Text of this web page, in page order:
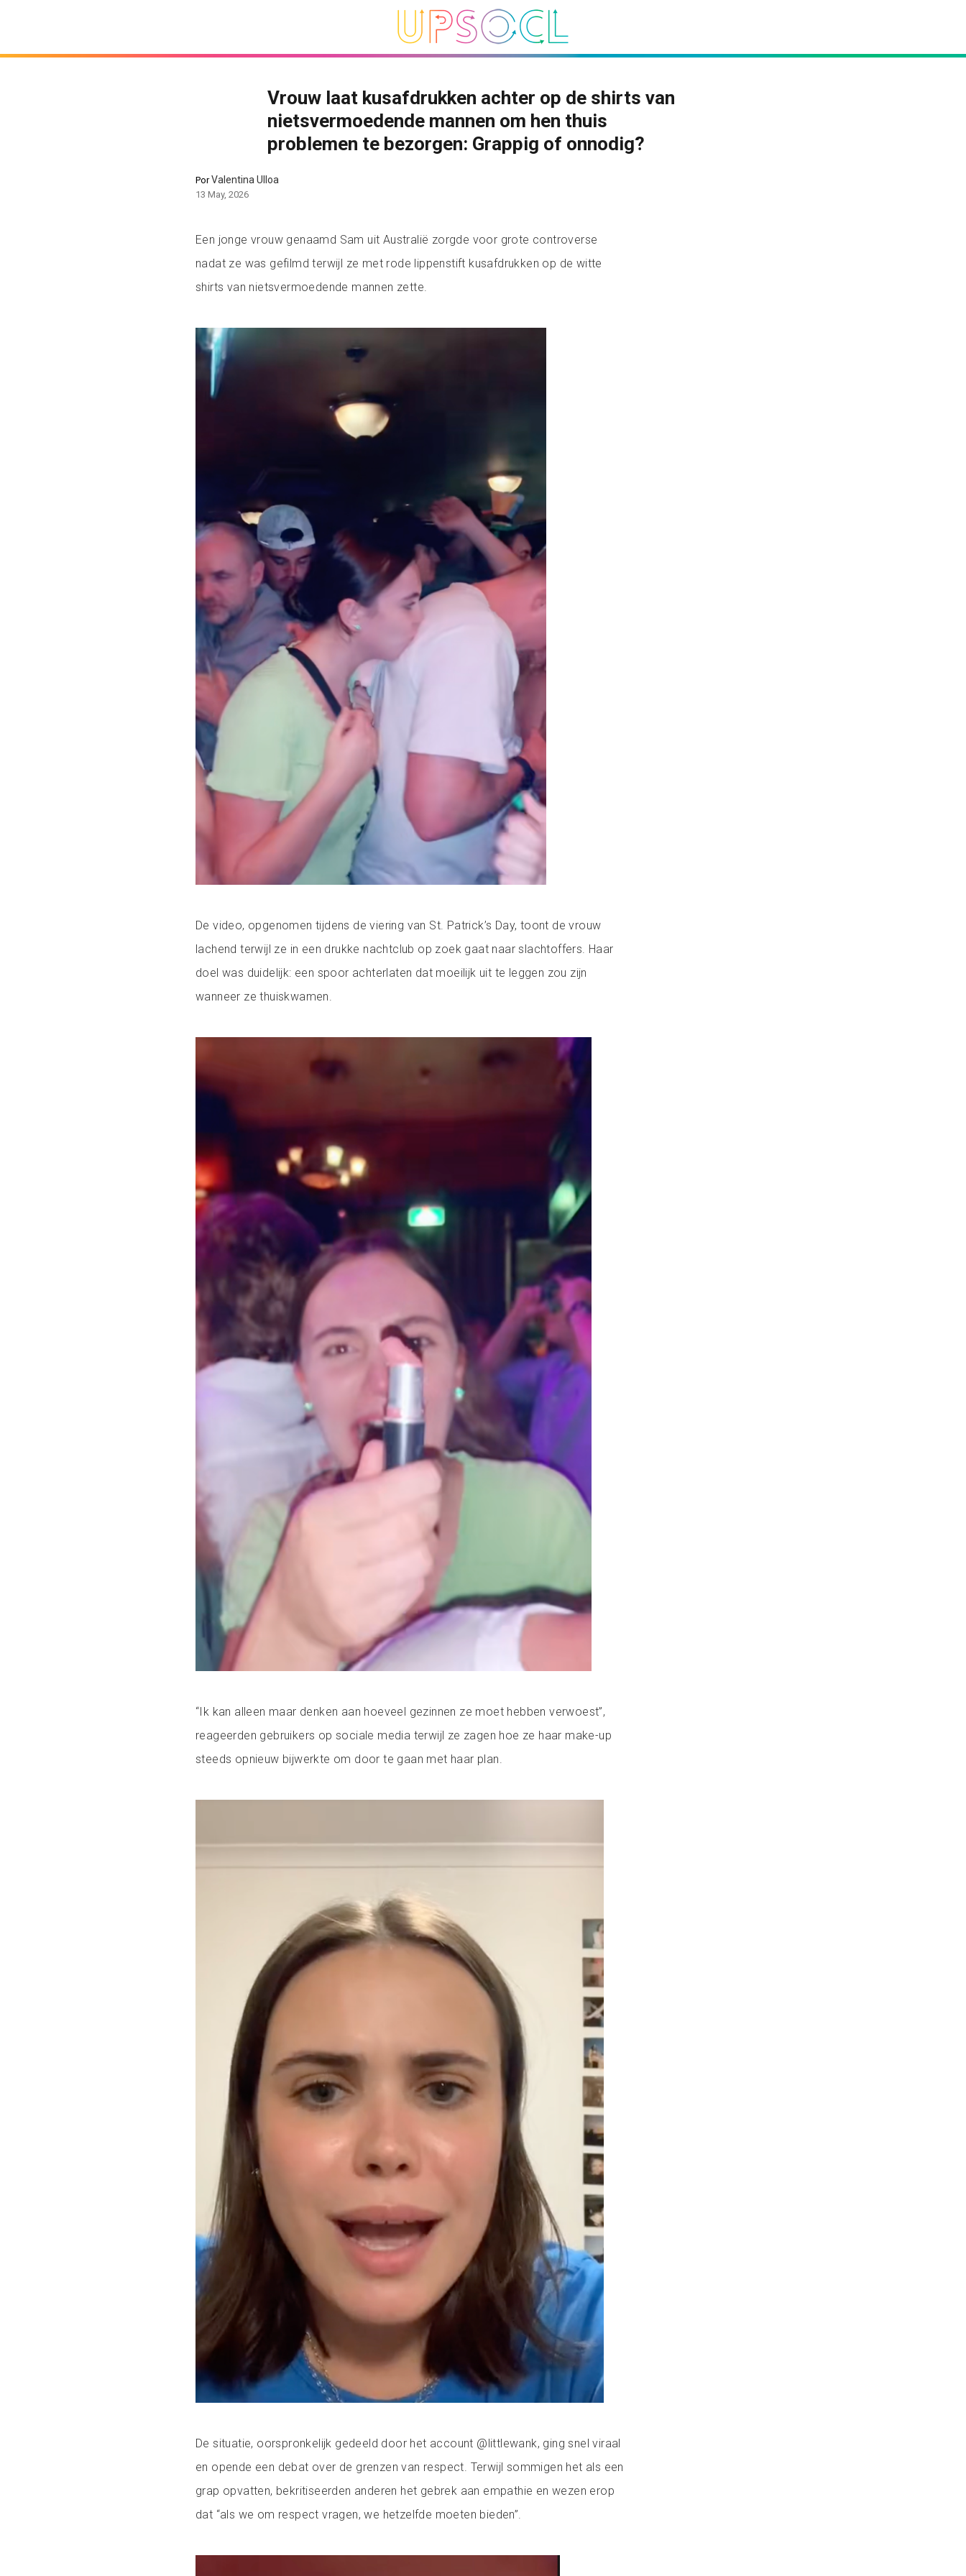
Vrouw laat kusafdrukken achter op de shirts van
nietsvermoedende mannen om hen thuis
problemen te bezorgen: Grappig of onnodig?
PorValentina Ulloa
13 May, 2026
Een jonge vrouw genaamd Sam uit Australië zorgde voor grote controverse
nadat ze was gefilmd terwijl ze met rode lippenstift kusafdrukken op de witte
shirts van nietsvermoedende mannen zette.
De video, opgenomen tijdens de viering van St. Patrick’s Day, toont de vrouw
lachend terwijl ze in een drukke nachtclub op zoek gaat naar slachtoffers. Haar
doel was duidelijk: een spoor achterlaten dat moeilijk uit te leggen zou zijn
wanneer ze thuiskwamen.
“Ik kan alleen maar denken aan hoeveel gezinnen ze moet hebben verwoest”,
reageerden gebruikers op sociale media terwijl ze zagen hoe ze haar make-up
steeds opnieuw bijwerkte om door te gaan met haar plan.
De situatie, oorspronkelijk gedeeld door het account @littlewank, ging snel viraal
en opende een debat over de grenzen van respect. Terwijl sommigen het als een
grap opvatten, bekritiseerden anderen het gebrek aan empathie en wezen erop
dat “als we om respect vragen, we hetzelfde moeten bieden”.